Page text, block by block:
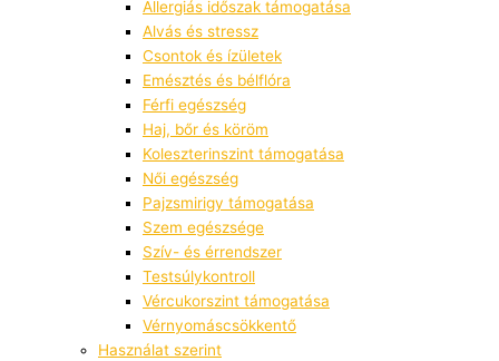
Allergiás időszak támogatása
Alvás és stressz
Csontok és ízületek
Emésztés és bélflóra
Férfi egészség
Haj, bőr és köröm
Koleszterinszint támogatása
Női egészség
Pajzsmirigy támogatása
Szem egészsége
Szív- és érrendszer
Testsúlykontroll
Vércukorszint támogatása
Vérnyomáscsökkentő
Használat szerint